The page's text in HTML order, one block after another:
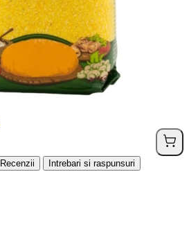
Recenzii Intrebari si raspunsuri